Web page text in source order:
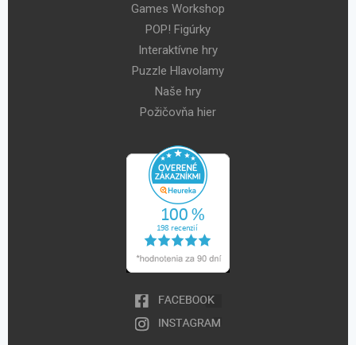
Games Workshop
POP! Figúrky
Interaktívne hry
Puzzle Hlavolamy
Naše hry
Požičovňa hier